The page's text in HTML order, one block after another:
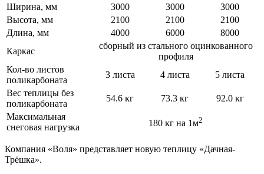
Ширина, мм
3000 3000
3000
Высота, мм
2100 2100
2100
Длина, мм
4000 6000
8000
Каркас
сборный из стального оцинкованного
профиля
Кол-во листов
поликарбоната
3 листа 4 листа
5 листа
Вес теплицы без
поликарбоната
54.6 кг 73.3 кг
92.0 кг
Максимальная
снеговая нагрузка
180 кг на 1м2
Компания «Воля» представляет новую теплицу «Дачная-
Трёшка».